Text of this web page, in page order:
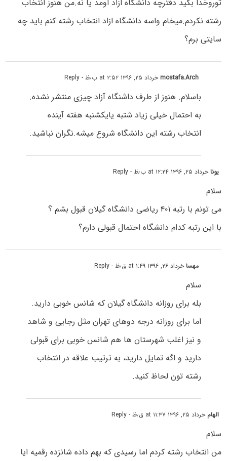
توروخدا بگید دفترچه دانشگاه ازاد اومد یا نه.من هنوز انتخاب
رشته نکردم.میخام واسه دانشگاه ازاد انتخاب رشته کنم باید چه
سایتی برم؟
mostafa.Archخرداد ۲۵, ۱۳۹۶ at ۲:۵۲ ب٫ظ - Reply
باسلام. هنوز از طرف داشنگاه آزاد چیزی منتشر نشده.
به احتمال خیلی زیاد شتبه یایکشنبه هفته آینده
انتخاب رشته این دانشگاه شروع میشه.نگران نباشید.
یوناخرداد ۲۵, ۱۳۹۶ at ۱۲:۲۴ ب٫ظ - Reply
سلام
می تونم با رتبه ۴۰۱ ریاضی دانشگاه گیلان قبول بشم ؟
با این رتبه کدام دانشگاه احتمال قبولی دارم؟
مهساخرداد ۲۶, ۱۳۹۶ at ۱:۴۹ ق٫ظ - Reply
سلام
بله برای روزانه دانشگاه گیلان که شانس خوبی دارید.
اما برای روزانه درجه دوهای تهران مثل رجایی و شاهد
و نیز اغلب شهرستان ها هم شانس خوبی برای قبولی
دارید و اگه تمایل دارید، به ترتیب علاقه در انتخاب
رشته تون لحاظ کنید.
الهام خرداد ۲۵, ۱۳۹۶ at ۱۱:۳۷ ق٫ظ - Reply
سلام
من انتخاب رشته کردم اما رسیدی که بهم داده شانزده رقمیه ایا